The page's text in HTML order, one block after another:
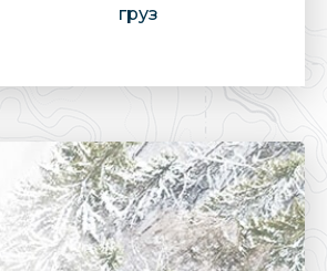
груз